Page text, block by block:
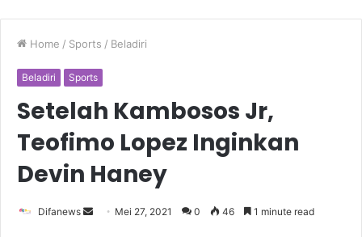
Home / Sports / Beladiri
Beladiri Sports
Setelah Kambosos Jr,
Teofimo Lopez Inginkan
Devin Haney
Difanews
Send Mei 27, 2021 0 46 1 minute read